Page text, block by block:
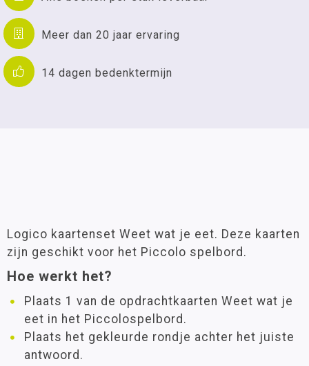
Meer dan 20 jaar ervaring
14 dagen bedenktermijn
Logico kaartenset Weet wat je eet. Deze kaarten
zijn geschikt voor het Piccolo spelbord.
Hoe werkt het?
Plaats 1 van de opdrachtkaarten Weet wat je
eet in het Piccolospelbord.
Plaats het gekleurde rondje achter het juiste
antwoord.